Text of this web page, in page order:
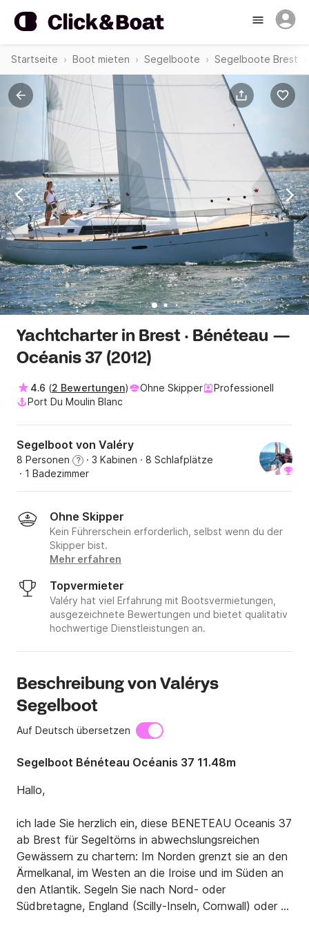
Startseite Boot mieten Segelboote Segelboote Brest
Yachtcharter in Brest · Bénéteau —
Océanis 37 (2012)
4.6 (2 Bewertungen) Ohne Skipper
Professionell
Port Du Moulin Blanc
Segelboot von Valéry
8 Personen ? · 3 Kabinen · 8 Schlafplätze
· 1 Badezimmer
Ohne Skipper
Kein Führerschein erforderlich, selbst wenn du der
Skipper bist.
Mehr erfahren
Topvermieter
Valéry hat viel Erfahrung mit Bootsvermietungen,
ausgezeichnete Bewertungen und bietet qualitativ
hochwertige Dienstleistungen an.
Beschreibung von Valérys
Segelboot
Auf Deutsch übersetzen
Segelboot Bénéteau Océanis 37 11.48m
Hallo,
ich lade Sie herzlich ein, diese BENETEAU Oceanis 37
ab Brest für Segeltörns in abwechslungsreichen
Gewässern zu chartern: Im Norden grenzt sie an den
Ärmelkanal, im Westen an die Iroise und im Süden an
den Atlantik. Segeln Sie nach Nord- oder
Südbretagne, England (Scilly-Inseln, Cornwall) oder zu